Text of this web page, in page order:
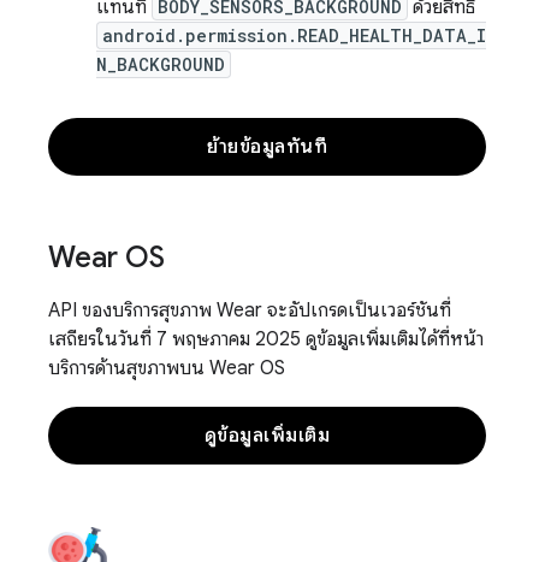
แทนที่ BODY_SENSORS_BACKGROUND ด้วยสิทธิ์
android.permission.READ_HEALTH_DATA_I
N_BACKGROUND
ย้ายข้อมูลทันที
Wear OS
API ของบริการสุขภาพ Wear จะอัปเกรดเป็นเวอร์ชันที่
เสถียรในวันที่ 7 พฤษภาคม 2025 ดูข้อมูลเพิ่มเติมได้ที่หน้า
บริการด้านสุขภาพบน Wear OS
ดูข้อมูลเพิ่มเติม